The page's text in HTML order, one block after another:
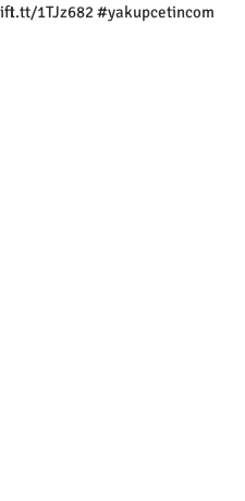
1TJz682 #yakupcetincom